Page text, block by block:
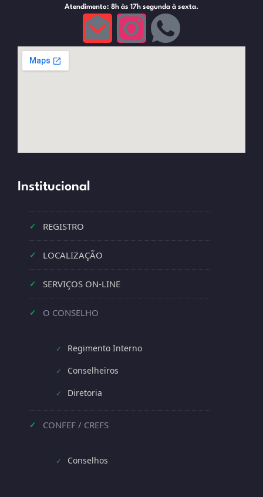
Atendimento: 8h às 17h segunda à sexta.
Institucional
✓ REGISTRO
✓ LOCALIZAÇÃO
✓ SERVIÇOS ON-LINE
✓ O CONSELHO
✓ Regimento Interno
✓ Conselheiros
✓ Diretoria
✓ CONFEF / CREFS
✓ Conselhos